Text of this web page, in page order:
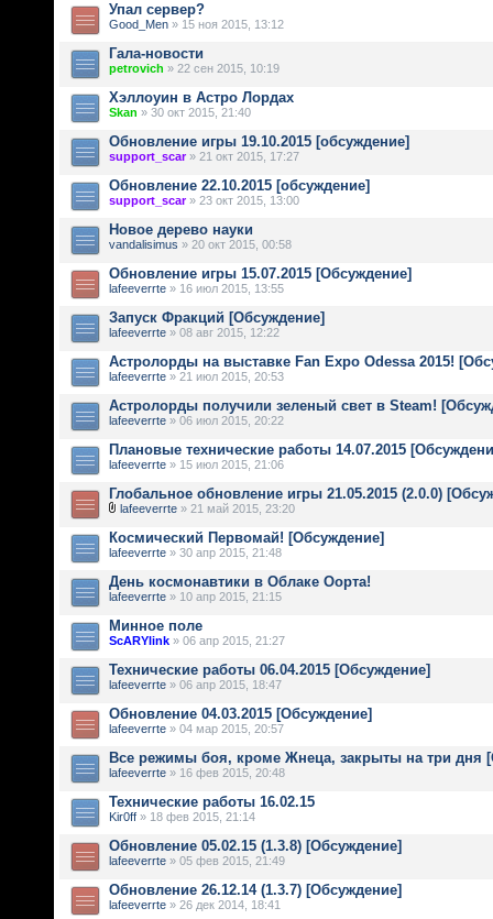
Упал сервер?
Good_Men » 15 ноя 2015, 13:12
Гала-новости
petrovich » 22 сен 2015, 10:19
Хэллоуин в Астро Лордах
Skan » 30 окт 2015, 21:40
Обновление игры 19.10.2015 [обсуждение]
support_scar» 21 окт 2015, 17:27
Обновление 22.10.2015 [обсуждение]
support_scar» 23 окт 2015, 13:00
Новое дерево науки
vandalisimus » 20 окт 2015, 00:58
Обновление игры 15.07.2015 [Обсуждение]
lafeeverrte » 16 июл 2015, 13:55
Запуск Фракций [Обсуждение]
lafeeverrte » 08 авг 2015, 12:22
Астролорды на выставке Fan Expo Odessa 2015!
lafeeverrte » 21 июл 2015, 20:53
Астролорды получили зеленый свет в Steam!
lafeeverrte » 06 июл 2015, 20:22
Плановые технические работы 14.07.2015
lafeeverrte » 15 июл 2015, 21:06
Глобальное обновление игры 21.05.2015 (2.0.0)
lafeeverrte » 21 май 2015, 23:20
Космический Первомай! [Обсуждение]
lafeeverrte » 30 апр 2015, 21:48
День космонавтики в Облаке Оорта!
lafeeverrte » 10 апр 2015, 21:15
Минное поле
ScARYlink » 06 апр 2015, 21:27
Технические работы 06.04.2015 [Обсуждение]
lafeeverrte » 06 апр 2015, 18:47
Обновление 04.03.2015 [Обсуждение]
lafeeverrte » 04 мар 2015, 20:57
Все режимы боя, кроме Жнеца, закрыты на три дня
lafeeverrte » 16 фев 2015, 20:48
Технические работы 16.02.15
Kir0ff » 18 фев 2015, 21:14
Обновление 05.02.15 (1.3.8) [Обсуждение]
lafeeverrte » 05 фев 2015, 21:49
Обновление 26.12.14 (1.3.7) [Обсуждение]
lafeeverrte » 26 дек 2014, 18:41